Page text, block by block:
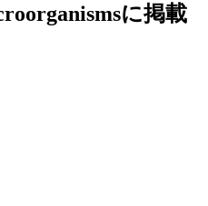
に掲載